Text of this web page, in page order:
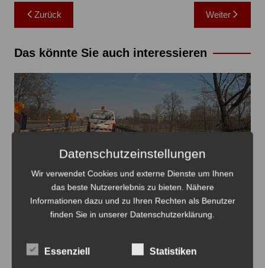
Beitragsnavigation
Zurück Weiter
Das könnte Sie auch interessieren
Seelhorster Kreuz wird erneut gesperrt zur
Fahrbahnmarkierung - Foto: JPH
7. August 2026
Datenschutzeinstellungen
Wir verwendet Cookies und externe Dienste um Ihnen
das beste Nutzererlebnis zu bieten. Nähere
Informationen dazu und zu Ihren Rechten als Benutzer
finden Sie in unserer Datenschutzerklärung.
Essenziell Statistiken